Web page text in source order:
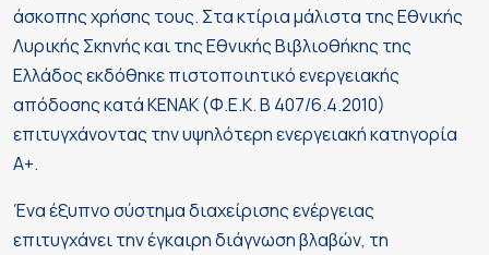
άσκοπης χρήσης τους. Στα κτίρια μάλιστα της Εθνικής
Λυρικής Σκηνής και της Εθνικής Βιβλιοθήκης της
Ελλάδος εκδόθηκε πιστοποιητικό ενεργειακής
απόδοσης κατά ΚΕΝΑΚ (Φ.Ε.Κ. Β 407/6.4.2010)
επιτυγχάνοντας την υψηλότερη ενεργειακή κατηγορία
Α+.
Ένα έξυπνο σύστημα διαχείρισης ενέργειας
επιτυγχάνει την έγκαιρη διάγνωση βλαβών, τη